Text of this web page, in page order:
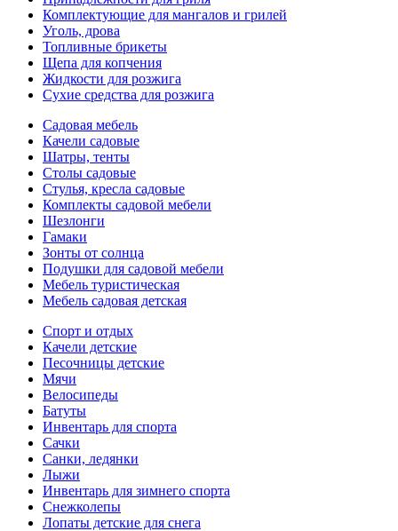
Комплектующие для мангалов и грилей
Уголь, дрова
Топливные брикеты
Щепа для копчения
Жидкости для розжига
Сухие средства для розжига
Садовая мебель
Качели садовые
Шатры, тенты
Столы садовые
Стулья, кресла садовые
Комплекты садовой мебели
Шезлонги
Гамаки
Зонты от солнца
Подушки для садовой мебели
Мебель туристическая
Мебель садовая детская
Спорт и отдых
Качели детские
Песочницы детские
Мячи
Велосипеды
Батуты
Инвентарь для спорта
Сачки
Санки, ледянки
Лыжи
Инвентарь для зимнего спорта
Снежколепы
Лопаты детские для снега